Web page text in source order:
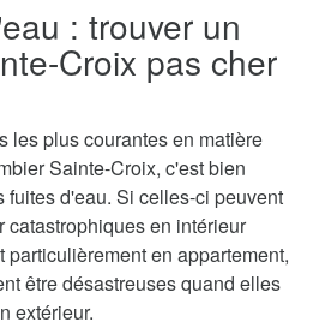
: trouver un
Croix pas cher
les plus courantes en matière
Sainte-Croix, c'est bien
fuites d'eau. Si celles-ci peuvent
catastrophiques en intérieur
particulièrement en appartement,
être désastreuses quand elles
extérieur.